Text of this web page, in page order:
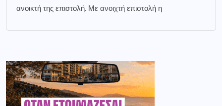
ανοικτή της επιστολή. Με ανοιχτή επιστολή η